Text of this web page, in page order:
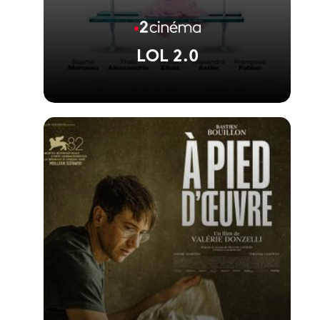
LOL 2.0
La suite de LOL réalisée par Lisa Azuelos
Voir la fiche du film